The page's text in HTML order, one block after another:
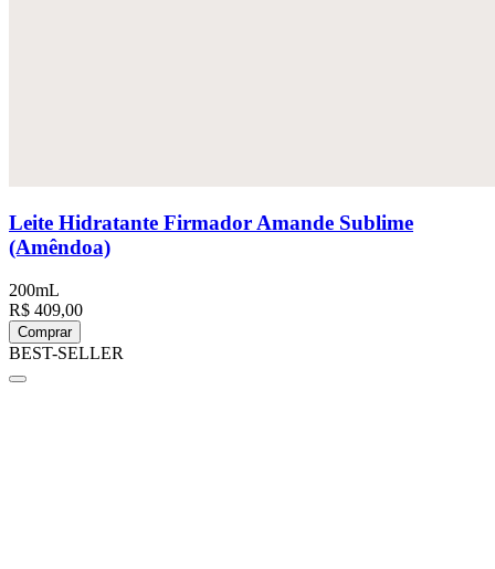
Leite Hidratante Firmador Amande Sublime
(Amêndoa)
200mL
R$ 409,00
Comprar
BEST-SELLER